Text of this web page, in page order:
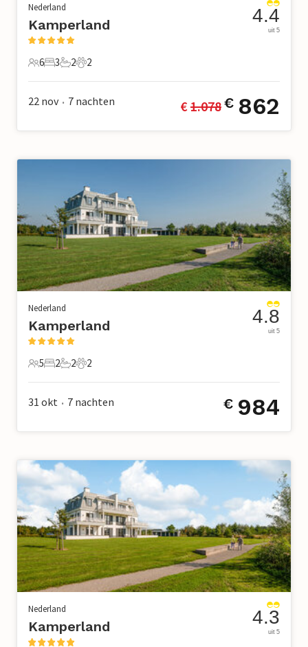
Nederland
Kamperland
6 Gasten
6
3 Slaapkamers
3
2 Badkamers
2
2 Huisdieren
2
4.4
uit 5
22 nov • 7 nachten € 1.078€ 862
Nederland
Kamperland
5 Gasten
5
2 Slaapkamers
2
2 Badkamers
2
2 Huisdieren
2
4.8
uit 5
31 okt • 7 nachten € 984
Nederland
Kamperland 4.3
uit 5